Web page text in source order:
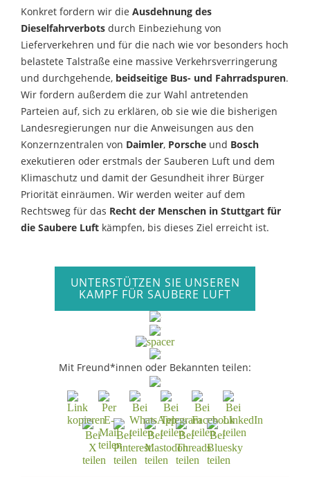
Konkret fordern wir die Ausdehnung des
Dieselfahrverbots durch Einbeziehung von
Lieferverkehren und für die nach wie vor besonders hoch
belastete Talstraße eine massive Verkehrsverringerung
und durchgehende, beidseitige Bus- und Fahrradspuren.
Wir fordern außerdem die zur Wahl antretenden
Parteien auf, sich zu erklären, ob sie wie die bisherigen
Landesregierungen nur die Anweisungen aus den
Konzernzentralen von Daimler, Porsche und Bosch
exekutieren oder erstmals der Sauberen Luft und dem
Klimaschutz und damit der Gesundheit ihrer Bürger
Priorität einräumen. Wir werden weiter auf dem
Rechtsweg für das Recht der Menschen in Stuttgart für
die Saubere Luft kämpfen, bis dieses Ziel erreicht ist.
UNTERSTÜTZEN SIE UNSEREN
KAMPF FÜR SAUBERE LUFT
Mit Freund*innen oder Bekannten teilen: